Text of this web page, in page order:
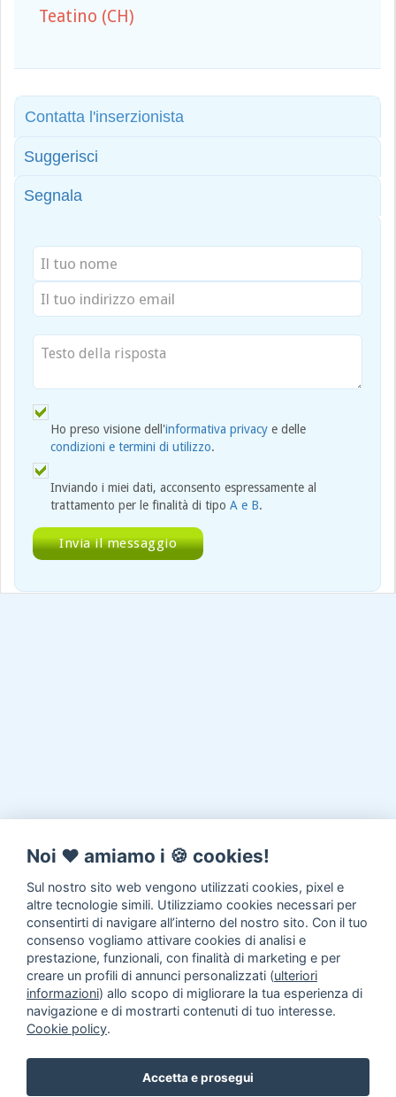
Teatino (CH)
Contatta l'inserzionista
Suggerisci
Segnala
Ho preso visione dell'informativa privacy e delle
condizioni e termini di utilizzo.
Inviando i miei dati, acconsento espressamente al
trattamento per le finalità di tipo A e B.
Noi ♥️ amiamo i 🍪 cookies!
Sul nostro sito web vengono utilizzati cookies, pixel e
altre tecnologie simili. Utilizziamo cookies necessari per
consentirti di navigare all’interno del nostro sito. Con il tuo
consenso vogliamo attivare cookies di analisi e
prestazione, funzionali, con finalità di marketing e per
creare un profili di annunci personalizzati (ulteriori
informazioni) allo scopo di migliorare la tua esperienza di
navigazione e di mostrarti contenuti di tuo interesse.
Cookie policy.
Accetta e prosegui